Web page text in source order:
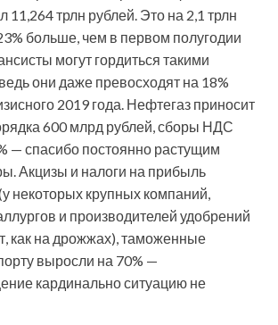
11,264 трлн рублей. Это на 2,1 трлн
больше, чем в первом полугодии
могут гордиться такими
они даже превосходят на 18%
2019 года. Нефтегаз приносит
600 млрд рублей, сборы НДС
— спасибо постоянно растущим
Акцизы и налоги на прибыль
некоторых крупных компаний,
и производителей удобрений
как на дрожжах), таможенные
выросли на 70% —
кардинально ситуацию не